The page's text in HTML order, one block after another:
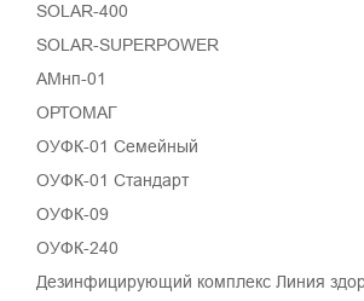
SOLAR-400
SOLAR-SUPERPOWER
АМнп-01
ОРТОМАГ
ОУФК-01 Семейный
ОУФК-01 Стандарт
ОУФК-09
ОУФК-240
Дезинфицирующий комплекс Линия